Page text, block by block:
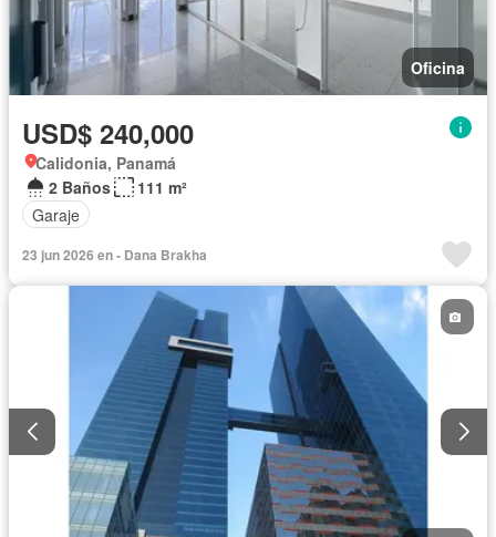
Oficina
USD$ 240,000
Calidonia, Panamá
2 Baños
111 m²
Garaje
23 jun 2026 en - Dana Brakha